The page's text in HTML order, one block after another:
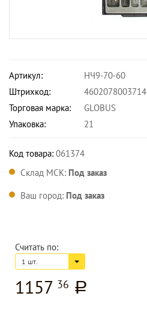
Артикул:
НЧ9-70-60
Штрихкод:
4602078003714
Торговая марка:
GLOBUS
Упаковка:
21
Код товара: 061374
Склад МСК: Под заказ
Ваш город: Под заказ
Считать по:
1 шт.
1157 36 a